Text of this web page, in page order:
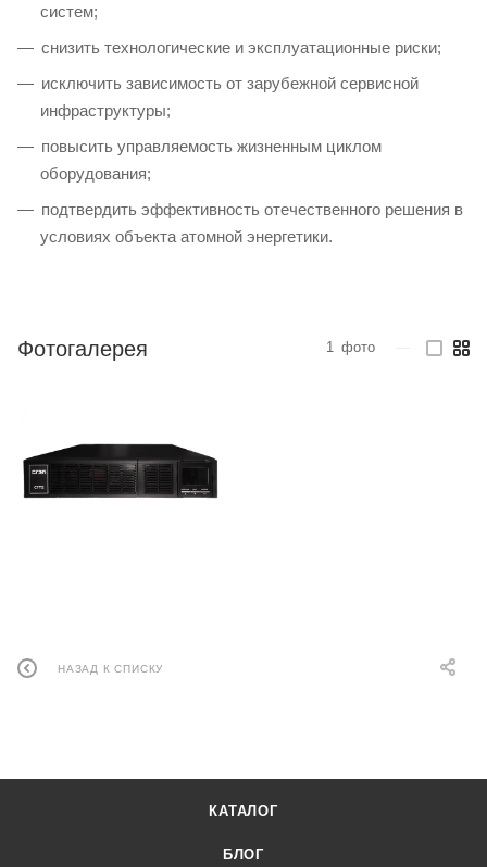
систем;
снизить технологические и эксплуатационные риски;
исключить зависимость от зарубежной сервисной
инфраструктуры;
повысить управляемость жизненным циклом
оборудования;
подтвердить эффективность отечественного решения в
условиях объекта атомной энергетики.
Фотогалерея 1 фото
НАЗАД К СПИСКУ
КАТАЛОГ
БЛОГ